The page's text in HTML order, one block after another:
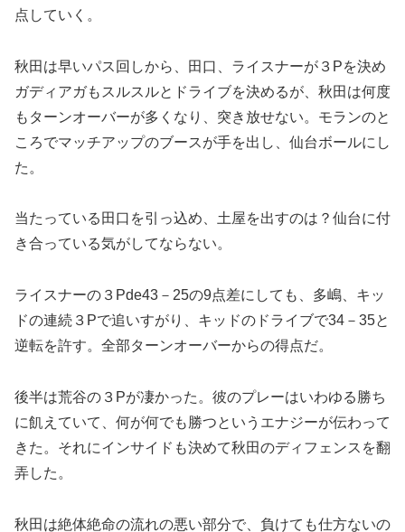
点していく。
秋田は早いパス回しから、田口、ライスナーが３Pを決め
ガディアガもスルスルとドライブを決めるが、秋田は何度
もターンオーバーが多くなり、突き放せない。モランのと
ころでマッチアップのブースが手を出し、仙台ボールにし
た。
当たっている田口を引っ込め、土屋を出すのは？仙台に付
き合っている気がしてならない。
ライスナーの３Pde43－25の9点差にしても、多嶋、キッ
ドの連続３Pで追いすがり、キッドのドライブで34－35と
逆転を許す。全部ターンオーバーからの得点だ。
後半は荒谷の３Pが凄かった。彼のプレーはいわゆる勝ち
に飢えていて、何が何でも勝つというエナジーが伝わって
きた。それにインサイドも決めて秋田のディフェンスを翻
弄した。
秋田は絶体絶命の流れの悪い部分で、負けても仕方ないの